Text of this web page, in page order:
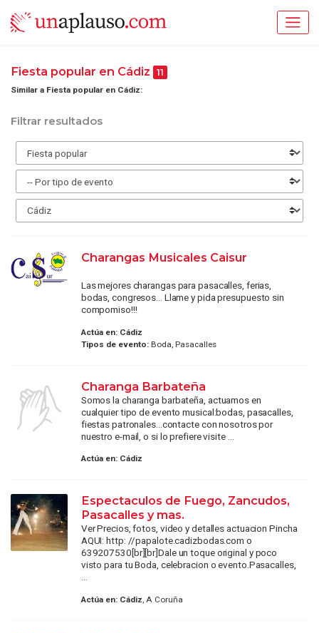
Fiesta popular en Cádiz 11
Similar a Fiesta popular en Cádiz:
Filtrar resultados
Charangas Musicales Caisur
Las mejores charangas para pasacalles, ferias,
bodas, congresos... Llame y pida presupuesto sin
compomiso!!!
Actúa en: Cádiz
Tipos de evento:Boda, Pasacalles
Charanga Barbateña
Somos la charanga barbateña, actuamos en
cualquier tipo de evento musical:bodas, pasacalles,
fiestas patronales...contacte con nosotros por
nuestro e-mail, o si lo prefiere visite ...
Actúa en: Cádiz
Espectaculos de Fuego, Zancudos,
Pasacalles y mas.
Ver Precios, fotos, video y detalles actuacion Pincha
AQUI: http: //papalote.cadizbodas.com o
639207530[br][br]Dale un toque original y poco
visto para tu Boda, celebracion o evento.Pasacalles,
...
Actúa en: Cádiz , A Coruña